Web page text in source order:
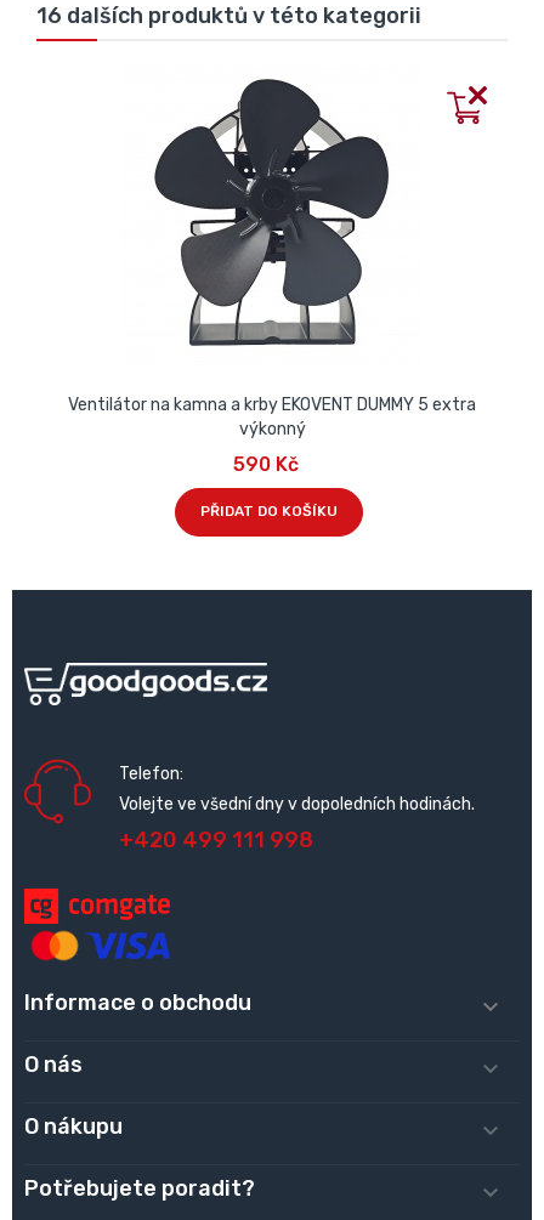
16 dalších produktů v této kategorii
Ventilátor na kamna a krby EKOVENT DUMMY 5 extra
výkonný
590 Kč
PŘIDAT DO KOŠÍKU
Telefon:
Volejte ve všední dny v dopoledních hodinách.
+420 499 111 998
Informace o obchodu 
O nás 
O nákupu 
Potřebujete poradit? 